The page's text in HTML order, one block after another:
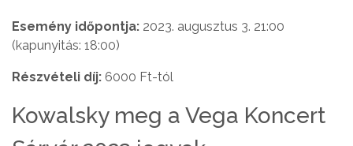
Esemény időpontja: 2023. augusztus 3. 21:00
(kapunyitás: 18:00)
Részvételi díj: 6000 Ft-tól
Kowalsky meg a Vega Koncert